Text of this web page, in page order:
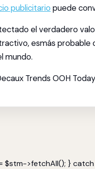
publicitario puede
el verdadero
esmás probable
mundo.
Trends OOH Today
$stm->fetchAll(); }